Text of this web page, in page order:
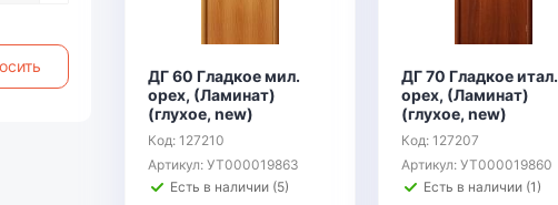
ДГ 60 Гладкое мил.
орех, (Ламинат)
(глухое, new)
Код: 127210
Артикул: УТ000019863
Есть в наличии (5)
ДГ 70 Гладкое итал.
орех, (Ламинат)
(глухое, new)
Код: 127207
Артикул: УТ000019860
Есть в наличии (1)